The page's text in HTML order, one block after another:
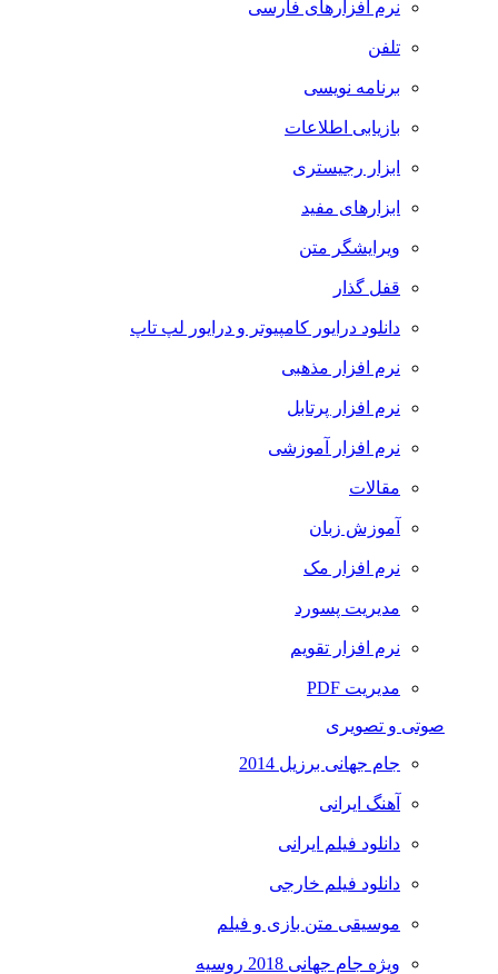
نرم افزارهای فارسی
تلفن
برنامه نویسی
بازیابی اطلاعات
ابزار رجیستری
ابزارهای مفید
ویرایشگر متن
قفل گذار
دانلود درایور کامپیوتر و درایور لپ تاپ
نرم افزار مذهبی
نرم افزار پرتابل
نرم افزار آموزشی
مقالات
آموزش زبان
نرم افزار مک
مدیریت پسورد
نرم افزار تقویم
مدیریت PDF
صوتی و تصویری
جام جهانی برزیل 2014
آهنگ ایرانی
دانلود فیلم ایرانی
دانلود فیلم خارجی
موسیقی متن بازی و فیلم
ویژه جام جهانی 2018 روسیه